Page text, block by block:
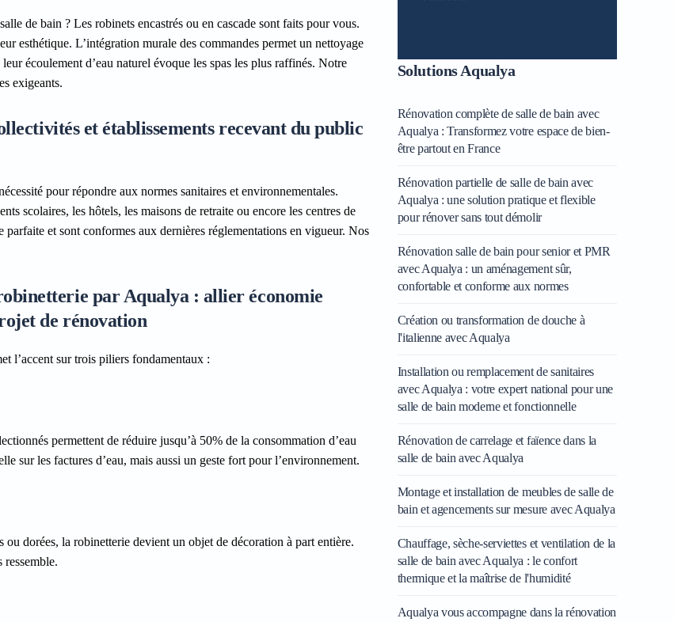
de bain ? Les robinets encastrés ou en cascade sont faits pour vous.
esthétique. L’intégration murale des commandes permet un nettoyage
écoulement d’eau naturel évoque les spas les plus raffinés. Notre
exigeants.
et établissements recevant du public
pour répondre aux normes sanitaires et environnementales.
scolaires, les hôtels, les maisons de retraite ou encore les centres de
et sont conformes aux dernières réglementations en vigueur. Nos
par Aqualya : allier économie
de rénovation
l’accent sur trois piliers fondamentaux :
permettent de réduire jusqu’à 50% de la consommation d’eau
sur les factures d’eau, mais aussi un geste fort pour l’environnement.
ou dorées, la robinetterie devient un objet de décoration à part entière.
Solutions Aqualya
Rénovation complète de salle de bain avec
Aqualya : Transformez votre espace de bien-
être partout en France
Rénovation partielle de salle de bain avec
Aqualya : une solution pratique et flexible
pour rénover sans tout démolir
Rénovation salle de bain pour senior et PMR
avec Aqualya : un aménagement sûr,
confortable et conforme aux normes
Création ou transformation de douche à
l'italienne avec Aqualya
Installation ou remplacement de sanitaires
avec Aqualya : votre expert national pour une
salle de bain moderne et fonctionnelle
Rénovation de carrelage et faïence dans la
salle de bain avec Aqualya
Montage et installation de meubles de salle de
bain et agencements sur mesure avec Aqualya
Chauffage, sèche-serviettes et ventilation de la
salle de bain avec Aqualya : le confort
thermique et la maîtrise de l'humidité
Aqualya vous accompagne dans la rénovation